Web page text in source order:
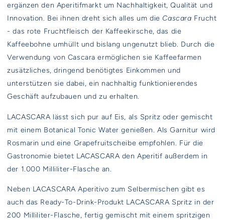
ergänzen den Aperitifmarkt um Nachhaltigkeit, Qualität und
Innovation. Bei ihnen dreht sich alles um die Cascara Frucht
- das rote Fruchtfleisch der Kaffeekirsche, das die
Kaffeebohne umhüllt und bislang ungenutzt blieb. Durch die
Verwendung von Cascara ermöglichen sie Kaffeefarmen
zusätzliches, dringend benötigtes Einkommen und
unterstützen sie dabei, ein nachhaltig funktionierendes
Geschäft aufzubauen und zu erhalten.
LACASCARA lässt sich pur auf Eis, als Spritz oder gemischt
mit einem Botanical Tonic Water genießen. Als Garnitur wird
Rosmarin und eine Grapefruitscheibe empfohlen. Für die
Gastronomie bietet LACASCARA den Aperitif außerdem in
der 1.000 Milliliter-Flasche an.
Neben LACASCARA Aperitivo zum Selbermischen gibt es
auch das Ready-To-Drink-Produkt LACASCARA Spritz in der
200 Milliliter-Flasche, fertig gemischt mit einem spritzigen